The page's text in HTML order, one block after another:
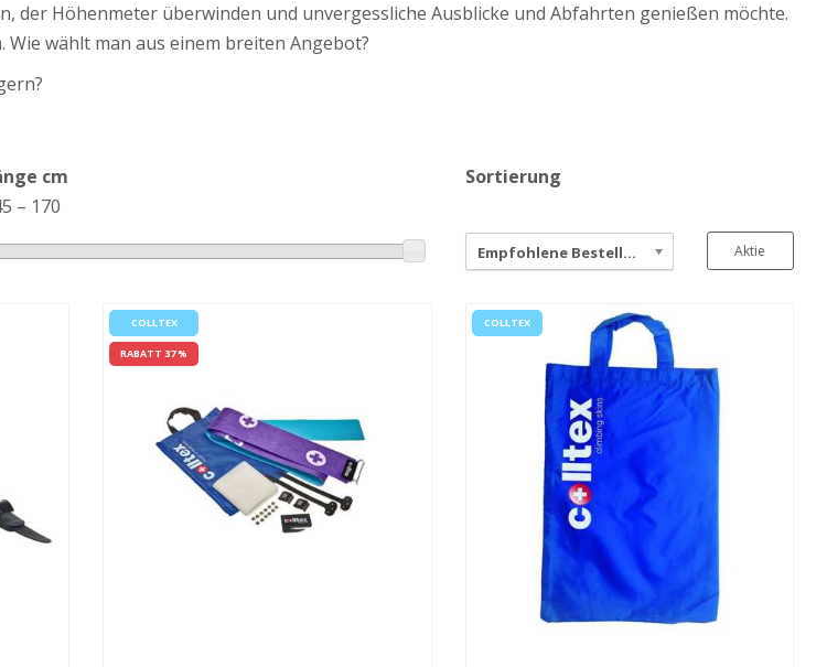
der Höhenmeter überwinden und unvergessliche Ausblicke und Abfahrten genießen möchte.
wählt man aus einem breiten Angebot?
cm
– 170
Sortierung
Empfohlene Bestellung Aktie
COLLTEX
RABATT 37 %
COLLTEX